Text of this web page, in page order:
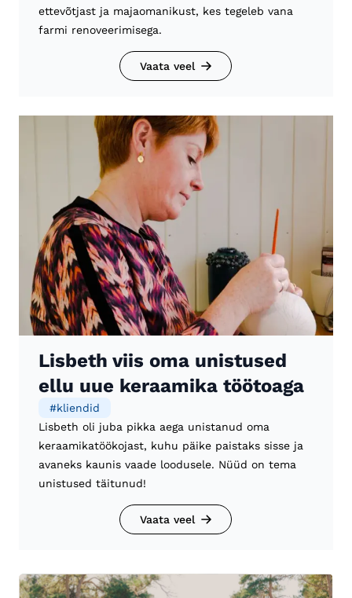
ettevõtjast ja majaomanikust, kes tegeleb vana
farmi renoveerimisega.
Vaata veel
Lisbeth viis oma unistused
ellu uue keraamika töötoaga
#kliendid
Lisbeth oli juba pikka aega unistanud oma
keraamikatöökojast, kuhu päike paistaks sisse ja
avaneks kaunis vaade loodusele. Nüüd on tema
unistused täitunud!
Vaata veel